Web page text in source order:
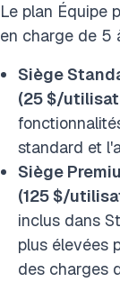
Le plan Équipe
en charge de 5
Siège
(25 $/
standard et
Siège
(125 $/
inclus dans
plus élevées
des charges